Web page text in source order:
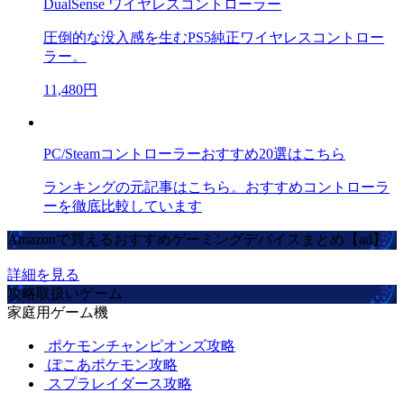
DualSense ワイヤレスコントローラー
圧倒的な没入感を生むPS5純正ワイヤレスコントロー
ラー。
11,480円
PC/Steamコントローラーおすすめ20選はこちら
ランキングの元記事はこちら。おすすめコントローラ
ーを徹底比較しています
Amazonで買えるおすすめゲーミングデバイスまとめ【ad】
詳細を見る
攻略取扱いゲーム
家庭用ゲーム機
ポケモンチャンピオンズ攻略
ぽこあポケモン攻略
スプラレイダース攻略